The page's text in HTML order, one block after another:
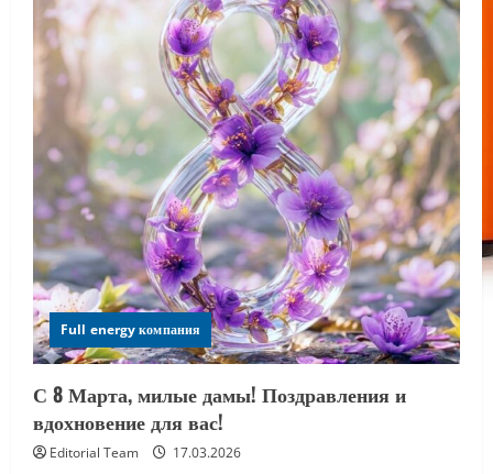
Full energy компания
С 8 Марта, милые дамы! Поздравления и
вдохновение для вас!
Editorial Team 17.03.2026